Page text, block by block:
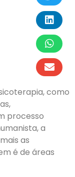
como
processo
a
as
é de áreas